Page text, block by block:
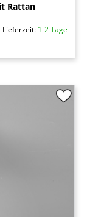
Rattan
Lieferzeit: 1-2 Tage